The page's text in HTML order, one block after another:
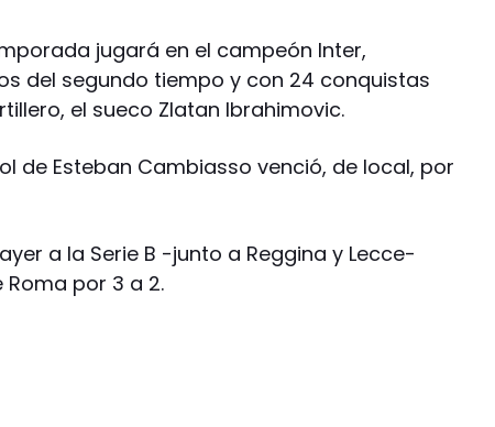
jugará en el campeón Inter,
del segundo tiempo y con 24 conquistas
el sueco Zlatan Ibrahimovic.
de Esteban Cambiasso venció, de local, por
a la Serie B -junto a Reggina y Lecce-
por 3 a 2.